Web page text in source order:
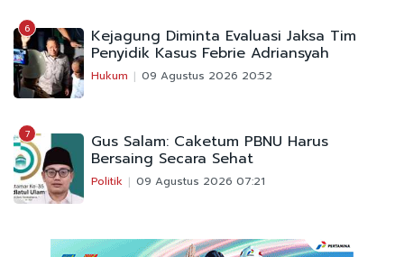
6 Kejagung Diminta Evaluasi Jaksa Tim
Penyidik Kasus Febrie Adriansyah
Hukum 09 Agustus 2026 20:52
7 Gus Salam: Caketum PBNU Harus
Bersaing Secara Sehat
Politik 09 Agustus 2026 07:21